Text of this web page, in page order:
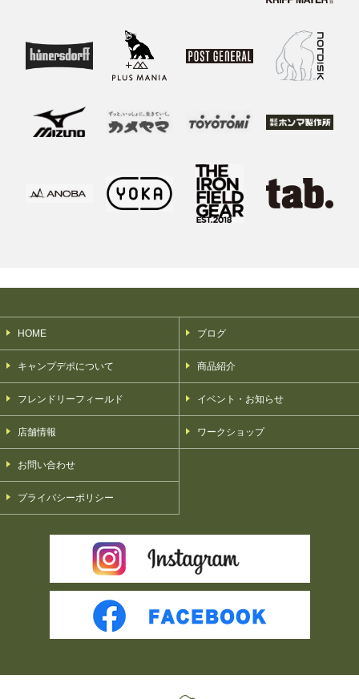
HOME
キャンプデポについて
フレンドリーフィールド
店舗情報
お問い合わせ
プライバシーポリシー
ブログ
商品紹介
イベント・お知らせ
ワークショップ